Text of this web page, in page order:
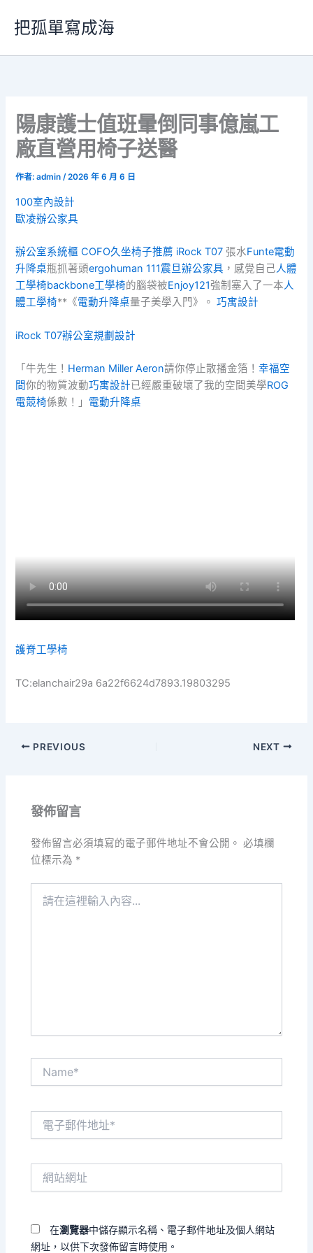
要
把孤單寫成海
陽康護士值班暈倒同事億嵐工
廠直營用椅子送醫
作者:admin/2026 年 6 月 6 日
100室內設計
歐凌辦公家具
辦公室系統櫃 COFO久坐椅子推薦 iRock T07 張水Funte電動
升降桌瓶抓著頭ergohuman 111震旦辦公家具 ，感覺自己人體
工學椅backbone工學椅的腦袋被Enjoy121強制塞入了一本人
體工學椅**《電動升降桌量子美學入門》。巧寓設計
iRock T07辦公室規劃設計
「牛先生！ Herman Miller Aeron請你停止散播金箔！幸福空
間你的物質波動巧寓設計已經嚴重破壞了我的空間美學ROG
電競椅係數！」 電動升降桌
護脊工學椅
TC:elanchair29a 6a22f6624d7893.19803295
PREVIOUS NEXT
發佈留言
發佈留言必須填寫的電子郵件地址不會公開。 必填欄
位標示為 *
在瀏覽器中儲存顯示名稱、電子郵件地址及個人網站
網址，以供下次發佈留言時使用。